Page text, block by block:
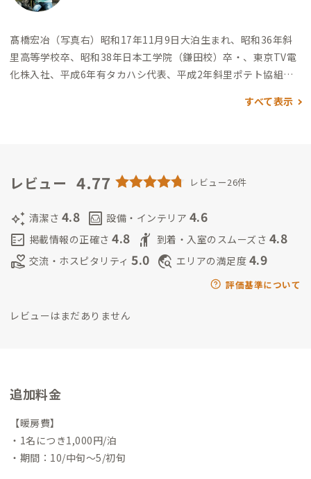
髙橋宏冶（写真右） 昭和17年11月9日大泊生まれ、昭和36年斜
里高等学校卒、昭和38年日本工学院（鎌田校）卒・ 、東京TV電
化株入社、平成6年有タカハシ代表、平成2年斜里ポテト協組、
髙橋和子（写
くり人の現役でいたく、小さな努力をかさねていきたいと思い
rkcation - 一般社団法人日本ワーケーション協会 ワーケーショ
ンコンシェルジュ
斜里高等学校に在学していました。
里郡在住 北海道 斜里郡出身
すべて表示
レビュー 4.77 レビュー26件
auto_awesome 清潔さ 4.8 living 設備・インテリア 4.6
fact_check 掲載情報の正確さ 4.8 hail 到着・入室のスムーズさ 4.8
volunteer_activism 交流・ホスピタリティ 5.0 travel_explore エリアの満足度 4.9
評価基準について
レビューはまだありません
追加料金
【暖房費】
・1名につき1,000円/泊
・期間：10/中旬〜5/初旬